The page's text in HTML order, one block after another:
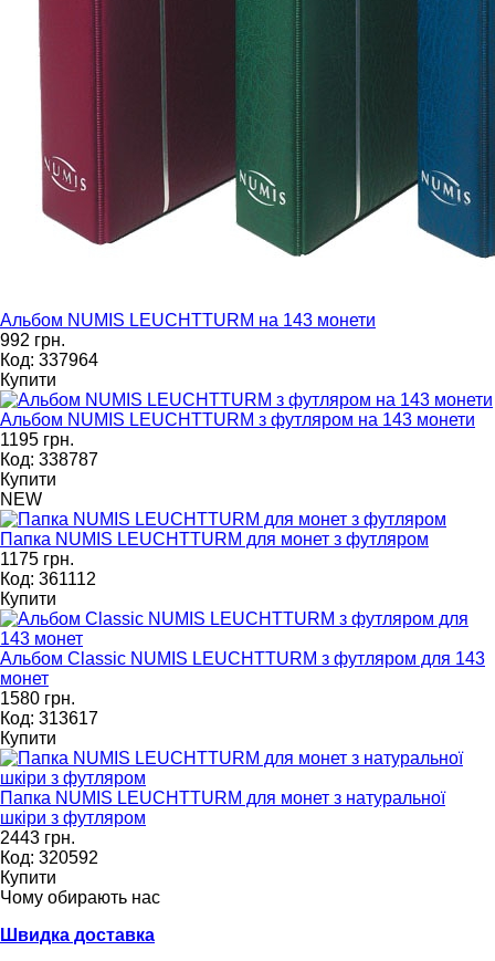
Альбом NUMIS LEUCHTTURM на 143 монети
992 грн.
Код: 337964
Купити
Альбом NUMIS LEUCHTTURM з футляром на 143 монети
1195 грн.
Код: 338787
Купити
NEW
Папка NUMIS LEUCHTTURM для монет з футляром
1175 грн.
Код: 361112
Купити
Альбом Classic NUMIS LEUCHTTURM з футляром для 143
монет
1580 грн.
Код: 313617
Купити
Папка NUMIS LEUCHTTURM для монет з натуральної
шкіри з футляром
2443 грн.
Код: 320592
Купити
Чому обирають нас
Швидка доставка